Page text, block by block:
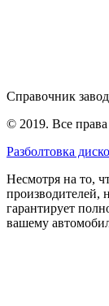
Справочник
© 2019. Все
Разболтовка
Несмотря на то,
производителей,
гарантирует
вашему